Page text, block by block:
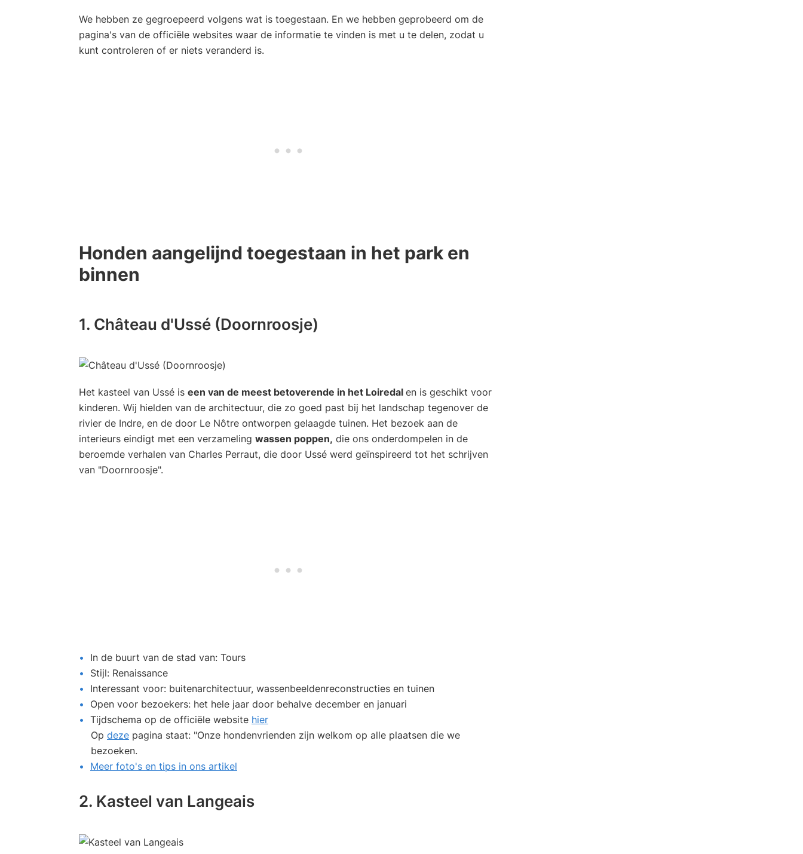
We hebben ze gegroepeerd volgens wat is toegestaan. En we hebben geprobeerd om de
pagina's van de officiële websites waar de informatie te vinden is met u te delen, zodat u
kunt controleren of er niets veranderd is.
Honden aangelijnd toegestaan in het park en
binnen
1. Château d'Ussé (Doornroosje)
Het kasteel van Ussé is een van de meest betoverende in het Loiredal en is geschikt voor
kinderen. Wij hielden van de architectuur, die zo goed past bij het landschap tegenover de
rivier de Indre, en de door Le Nôtre ontworpen gelaagde tuinen. Het bezoek aan de
interieurs eindigt met een verzameling wassen poppen, die ons onderdompelen in de
beroemde verhalen van Charles Perraut, die door Ussé werd geïnspireerd tot het schrijven
van "Doornroosje".
In de buurt van de stad van: Tours
Stijl: Renaissance
Interessant voor: buitenarchitectuur, wassenbeeldenreconstructies en tuinen
Open voor bezoekers: het hele jaar door behalve december en januari
Tijdschema op de officiële website hier
Op deze pagina staat: "Onze hondenvrienden zijn welkom op alle plaatsen die we
bezoeken.
Meer foto's en tips in ons artikel
2. Kasteel van Langeais